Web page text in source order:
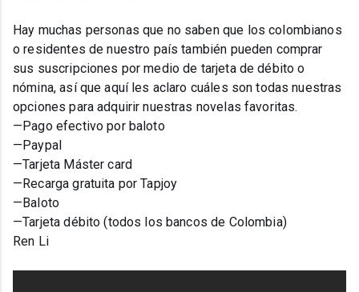
Hay muchas personas que no saben que los colombianos
o residentes de nuestro país también pueden comprar
sus suscripciones por medio de tarjeta de débito o
nómina, así que aquí les aclaro cuáles son todas nuestras
opciones para adquirir nuestras novelas favoritas.
—Pago efectivo por baloto
—Paypal
—Tarjeta Máster card
—Recarga gratuita por Tapjoy
—Baloto
—Tarjeta débito (todos los bancos de Colombia)
Ren Li